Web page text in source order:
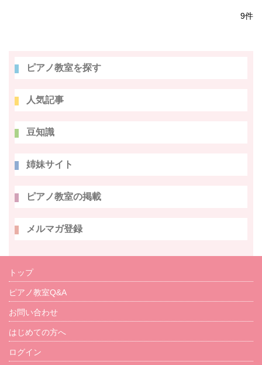
9件
ピアノ教室を探す
人気記事
豆知識
姉妹サイト
ピアノ教室の掲載
メルマガ登録
トップ
ピアノ教室Q&A
お問い合わせ
はじめての方へ
ログイン